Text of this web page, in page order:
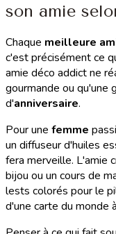
son amie
Chaque meilleure
c'est précisément ce
amie déco addict ne
gourmande ou qu'une
d'anniversaire.
Pour une femme
un diffuseur d'huiles
fera merveille. L'amie
bijou ou un cours de
lests colorés pour le
d'une carte du monde